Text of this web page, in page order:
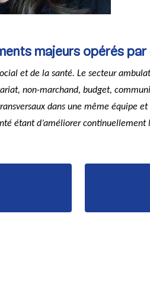
majeurs opérés
et de la santé. Le secteur
non-marchand, budget,
dans une même équipe
étant d’améliorer continuellement